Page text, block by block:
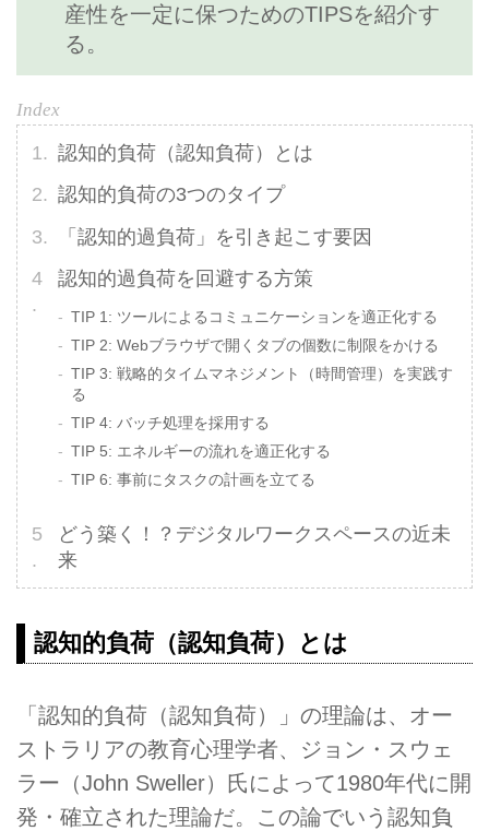
産性を一定に保つためのTIPSを紹介す
る。
認知的負荷（認知負荷）とは
認知的負荷の3つのタイプ
「認知的過負荷」を引き起こす要因
認知的過負荷を回避する方策
TIP 1: ツールによるコミュニケーションを適正化する
TIP 2: Webブラウザで開くタブの個数に制限をかける
TIP 3: 戦略的タイムマネジメント（時間管理）を実践す
る
TIP 4: バッチ処理を採用する
TIP 5: エネルギーの流れを適正化する
TIP 6: 事前にタスクの計画を立てる
どう築く！？デジタルワークスペースの近未
来
認知的負荷（認知負荷）とは
「認知的負荷（認知負荷）」の理論は、オー
ストラリアの教育心理学者、ジョン・スウェ
ラー（John Sweller）氏によって1980年代に開
発・確立された理論だ。この論でいう認知負